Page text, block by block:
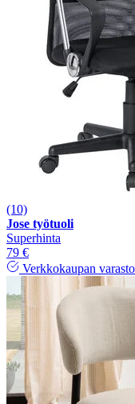
(10)
Jose työtuoli
Superhinta
79 €
Verkkokaupan